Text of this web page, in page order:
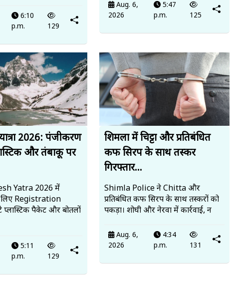
6:10
p.m.
129
Aug. 6,
2026
5:47
p.m.
125
2026: पंजीकरण
और तंबाकू पर
Yatra 2026 में
Registration
प्लास्टिक पैकेट और बोतलों
5:11
p.m.
129
शिमला में चिट्टा और प्रतिबंधित
कफ सिरप के साथ तस्कर
गिरफ्तार...
Shimla Police ने Chitta और
प्रतिबंधित कफ सिरप के साथ तस्करों को
पकड़ा। शोघी और नेरवा में कार्रवाई, न
Aug. 6,
2026
4:34
p.m.
131